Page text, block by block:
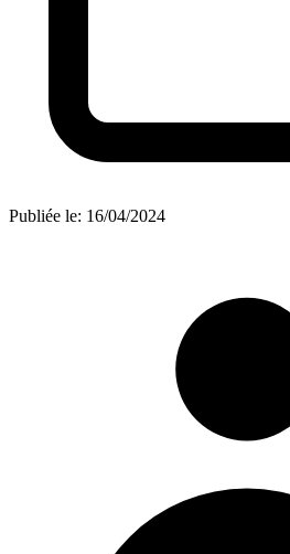
Publiée le: 16/04/2024